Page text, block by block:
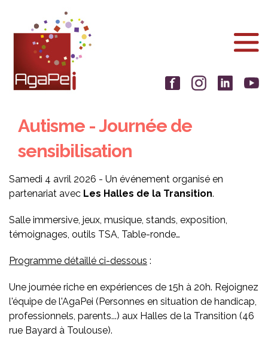
contenu
principal
Autisme - Journée de
sensibilisation
Samedi 4 avril 2026 - Un événement organisé en
partenariat avec Les Halles de la Transition.
Salle immersive, jeux, musique, stands, exposition,
témoignages, outils TSA, Table-ronde…
Programme détaillé ci-dessous :
Une journée riche en expériences de 15h à 20h. Rejoignez
l'équipe de l'AgaPei (Personnes en situation de handicap,
professionnels, parents...) aux Halles de la Transition (46
rue Bayard à Toulouse).